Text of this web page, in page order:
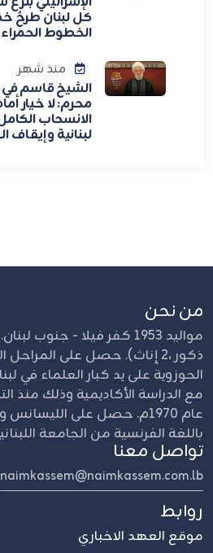
كل لبنان طرحٌ
الخطوط الحمراء
منذ شهر
الشيخ قاسم
محرم: لا خيار
الانسحاب
لبنانية وإيقاف
من نحن
ذكور ،2 إناث). حصل على
الحوزوية على يد كبار العلماء في
مع الدراسة الأكاديمية وذلك منذ
عام 1970م. حصل على
باللغة الفرنسية من الجامعة
تواصل معنا
naimkassem@naimkassem.com.lb
روابط
موقع العهد الاخباري